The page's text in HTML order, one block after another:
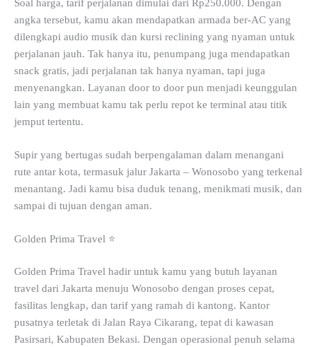
Soal harga, tarif perjalanan dimulai dari Rp250.000. Dengan
angka tersebut, kamu akan mendapatkan armada ber-AC yang
dilengkapi audio musik dan kursi reclining yang nyaman untuk
perjalanan jauh. Tak hanya itu, penumpang juga mendapatkan
snack gratis, jadi perjalanan tak hanya nyaman, tapi juga
menyenangkan. Layanan door to door pun menjadi keunggulan
lain yang membuat kamu tak perlu repot ke terminal atau titik
jemput tertentu.
Supir yang bertugas sudah berpengalaman dalam menangani
rute antar kota, termasuk jalur Jakarta – Wonosobo yang terkenal
menantang. Jadi kamu bisa duduk tenang, menikmati musik, dan
sampai di tujuan dengan aman.
Golden Prima Travel ⭐
Golden Prima Travel hadir untuk kamu yang butuh layanan
travel dari Jakarta menuju Wonosobo dengan proses cepat,
fasilitas lengkap, dan tarif yang ramah di kantong. Kantor
pusatnya terletak di Jalan Raya Cikarang, tepat di kawasan
Pasirsari, Kabupaten Bekasi. Dengan operasional penuh selama